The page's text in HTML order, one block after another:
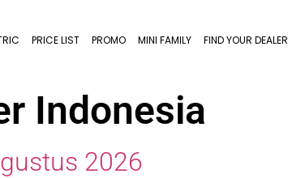
PRICE LIST PROMO MINI FAMILY FIND YOUR DEALER
Indonesia
2026